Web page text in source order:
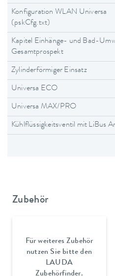
Konfiguration WLAN Universa
(pskCfg.txt)
Kapitel Einhänge- und Bad-
Gesamtprospekt
Zylinderförmiger Einsatz
Universa ECO
Universa MAX/PRO
Kühlflüssigkeitsventil mit LiBus
Zubehör
Für weiteres Zubehör
nutzen Sie bitte den
LAUDA
Zubehörfinder.